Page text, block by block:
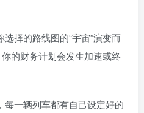
择的路线图的“宇宙”演变而
的财务计划会发生加速或终
每一辆列车都有自己设定好的